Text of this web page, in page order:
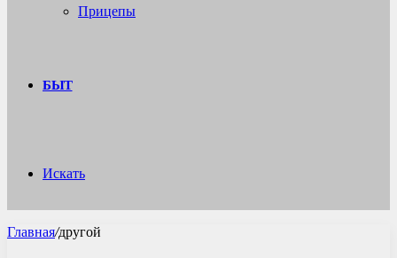
Прицепы
БЫТ
Искать
Главная/другой